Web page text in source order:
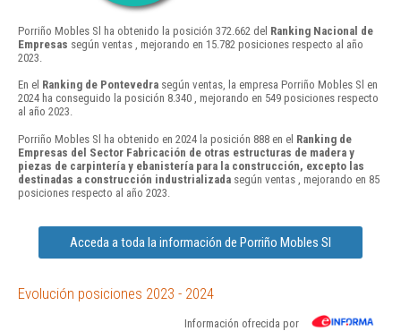
Porriño Mobles Sl ha obtenido la posición 372.662 del Ranking Nacional de
Empresas según ventas , mejorando en 15.782 posiciones respecto al año
2023.
En el Ranking de Pontevedra según ventas, la empresa Porriño Mobles Sl en
2024 ha conseguido la posición 8.340 , mejorando en 549 posiciones respecto
al año 2023.
Porriño Mobles Sl ha obtenido en 2024 la posición 888 en el Ranking de
Empresas del Sector Fabricación de otras estructuras de madera y
piezas de carpintería y ebanistería para la construcción, excepto las
destinadas a construcción industrializada según ventas , mejorando en 85
posiciones respecto al año 2023.
Acceda a toda la información de Porriño Mobles Sl
Evolución posiciones 2023 - 2024
Información ofrecida por